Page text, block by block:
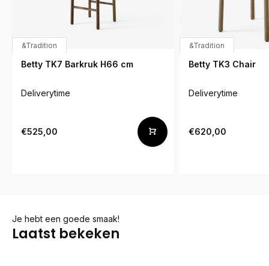
&Tradition
Betty TK7 Barkruk H66 cm
Deliverytime
€525,00
&Tradition
Betty TK3 Chair
Deliverytime
€620,00
Je hebt een goede smaak!
Laatst bekeken